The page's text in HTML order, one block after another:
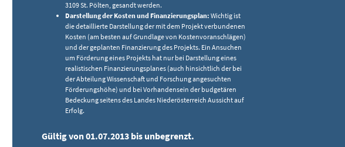
3109 St. Pölten, gesandt werden.
Darstellung der Kosten und Finanzierungsplan: Wichtig ist
die detaillierte Darstellung der mit dem Projekt verbundenen
Kosten (am besten auf Grundlage von Kostenvoranschlägen)
und der geplanten Finanzierung des Projekts. Ein Ansuchen
um Förderung eines Projekts hat nur bei Darstellung eines
realistischen Finanzierungsplanes (auch hinsichtlich der bei
der Abteilung Wissenschaft und Forschung angesuchten
Förderungshöhe) und bei Vorhandensein der budgetären
Bedeckung seitens des Landes Niederösterreich Aussicht auf
Erfolg.
Gültig von 01.07.2013 bis unbegrenzt.